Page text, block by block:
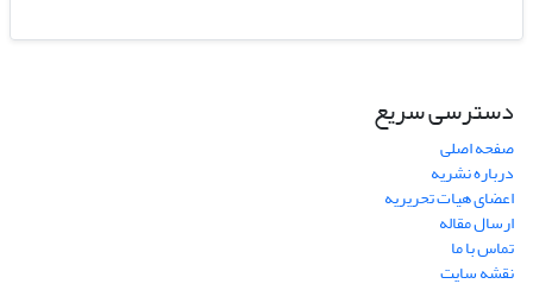
دسترسی سریع
صفحه اصلی
درباره نشریه
اعضای هیات تحریریه
ارسال مقاله
تماس با ما
نقشه سایت